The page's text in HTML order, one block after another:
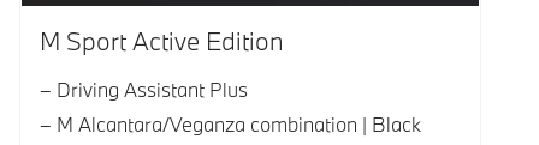
M Sport Active Edition
Driving Assistant Plus
M Alcantara/Veganza combination | Black